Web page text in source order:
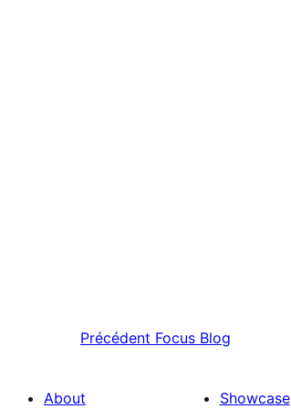
Précédent Focus Blog
About Showcase